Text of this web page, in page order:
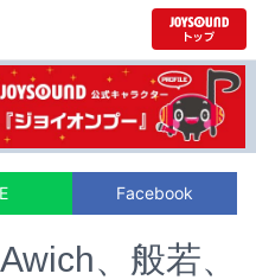
Facebook
、般若、